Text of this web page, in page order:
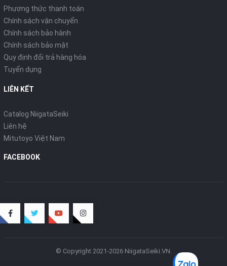
Phương thức thanh toán
Chính sách vận chuyển
Chính sách bảo hành
Chính sách bảo mật
Quy định đổi trả hàng hóa
Tuyển dụng
LIÊN KẾT
Catalog NiigataSeiki
Liên hệ
Mitutoyo Việt Nam
FACEBOOK
© Copyright 2021-2026 NiigataSeiki.VN.